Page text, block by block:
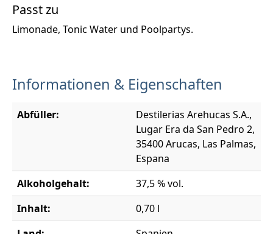
Passt zu
Limonade, Tonic Water und Poolpartys.
Informationen & Eigenschaften
Abfüller:
Destilerias Arehucas S.A.,
Lugar Era da San Pedro 2,
35400 Arucas, Las Palmas,
Espana
Alkoholgehalt:
37,5 % vol.
Inhalt:
0,70 l